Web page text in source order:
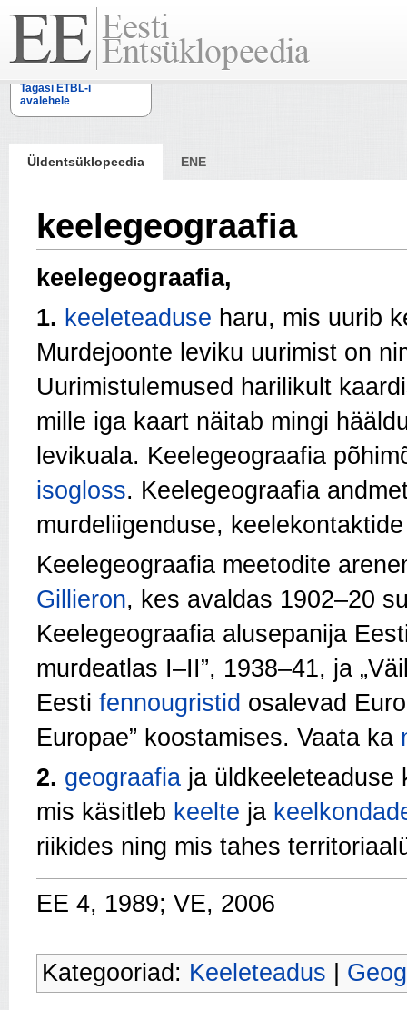
Tagasi ETBL-i
avalehele
Üldentsüklopeedia ENE
keelegeograafia
keelegeograafia,
1. keeleteaduse haru, mis uurib
Murdejoonte leviku uurimist on
Uurimistulemused harilikult
mille iga kaart näitab mingi
levikuala. Keelegeograafia
isogloss. Keelegeograafia
murdeliigenduse,
Keelegeograafia meetodite
Gillieron, kes avaldas 1902–20
Keelegeograafia alusepanija
murdeatlas I–II”, 1938–41, ja
Eesti fennougristid osalevad
Europae” koostamises. Vaata ka
2. geograafia ja üldkeeleteaduse
mis käsitleb keelte ja
riikides ning mis tahes
EE 4, 1989; VE, 2006
Kategooriad: Keeleteadus